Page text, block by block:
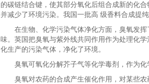
的碳链结合键，使其部分氧化后组合成新的化
并减少了环境污染。我国一批高 级香料合成提
在生物、化学污染气体净化方面，臭氧发挥
味。英国把臭氧与紫外线共同作用作为处理化
化生产的污染气体，净化了环境。
臭氧可氧化分解芥子气等化学毒剂，作为化
臭氧对农药的合成产生催化作用，对某些农